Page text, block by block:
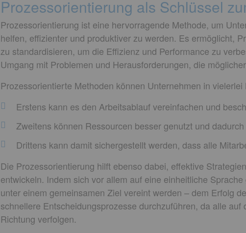
Prozessorientierung als Schlüssel
Prozessorientierung ist eine hervorragende Methode, um
helfen, effizienter und produktiver zu werden. Es ermöglicht,
zu standardisieren, um die Effizienz und Performance zu
Umgang mit Problemen und Herausforderungen, die
Prozessorientierte Methoden können Unternehmen in vielerlei
Erstens kann es den Arbeitsablauf vereinfachen und
Zweitens können Ressourcen besser genutzt und
Drittens kann damit sichergestellt werden, dass alle
Die Prozessorientierung hilft ebenso dabei, effektive
entwickeln. Indem sich vor allem auf eine einheitliche
unter einem gemeinsamen Ziel vereint werden – dem Erfolg
schnellere Entscheidungsprozesse durchzuführen, da alle
Richtung verfolgen.